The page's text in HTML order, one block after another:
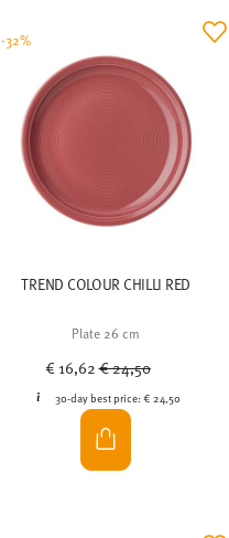
TREND COLOUR CHILLI RED
Plate 26 cm
€ 16,62Price reduced from
€ 24,50
30-day best price:€ 24,50
-32%